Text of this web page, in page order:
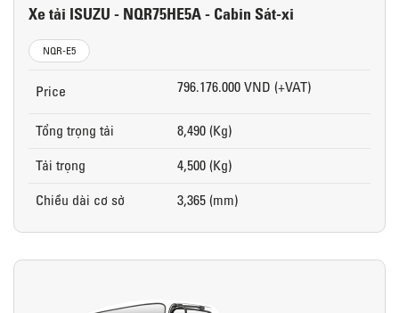
Xe tải ISUZU - NQR75HE5A - Cabin Sát-xi
NQR-E5
Price 796.176.000 VND (+VAT)
Tổng trọng tải
8,490 (Kg)
Tải trọng
4,500 (Kg)
Chiều dài cơ sở
3,365 (mm)